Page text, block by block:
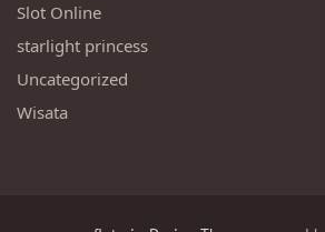
Slot Online
starlight princess
Uncategorized
Wisata